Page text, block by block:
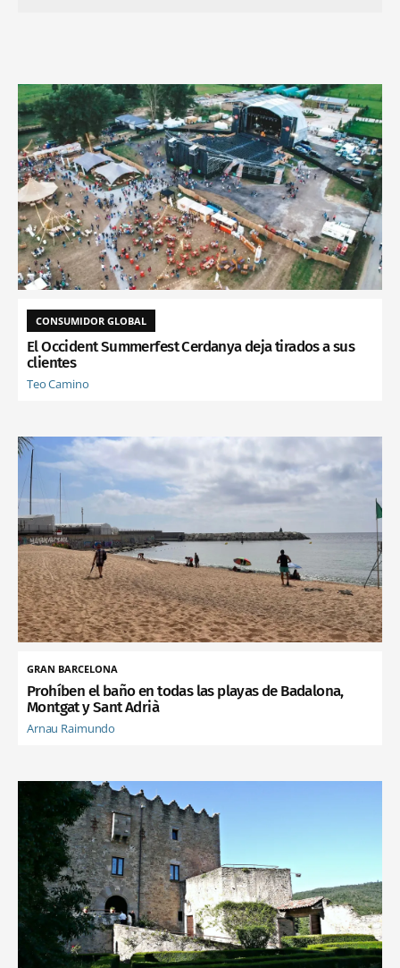
CONSUMIDOR GLOBAL
El Occident Summerfest Cerdanya deja tirados a sus
clientes
Teo Camino
GRAN BARCELONA
Prohíben el baño en todas las playas de Badalona,
Montgat y Sant Adrià
Arnau Raimundo